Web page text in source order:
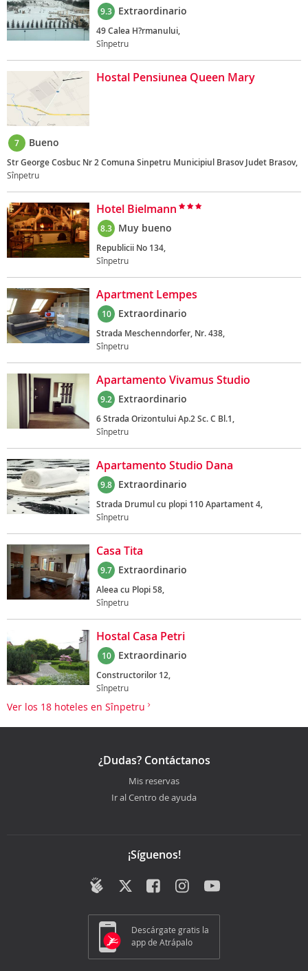
9.3 Extraordinario
49 Calea H?rmanului,
Sînpetru
Hostal Pensiunea Queen Mary
7 Bueno
Str George Cosbuc Nr 2 Comuna Sinpetru Municipiul Brasov Judet Brasov,
Sînpetru
Hotel Bielmann
8.3 Muy bueno
Republicii No 134,
Sînpetru
Apartment Lempes
10 Extraordinario
Strada Meschenndorfer, Nr. 438,
Sînpetru
Apartamento Vivamus Studio
9.2 Extraordinario
6 Strada Orizontului Ap.2 Sc. C Bl.1,
Sînpetru
Apartamento Studio Dana
9.8 Extraordinario
Strada Drumul cu plopi 110 Apartament 4,
Sînpetru
Casa Tita
9.7 Extraordinario
Aleea cu Plopi 58,
Sînpetru
Hostal Casa Petri
10 Extraordinario
Constructorilor 12,
Sînpetru
Ver los 18 hoteles en Sînpetru
¿Dudas? Contáctanos
Mis reservas
Ir al Centro de ayuda
¡Síguenos!
Descárgate gratis la
app de Atrápalo